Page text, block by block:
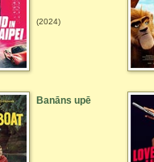
(2024)
Banāns upē